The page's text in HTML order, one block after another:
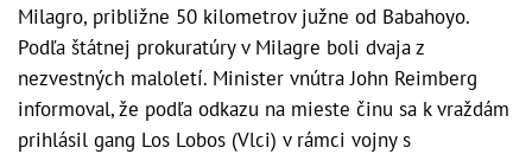
Milagro, približne 50 kilometrov južne od Babahoyo.
Podľa štátnej prokuratúry v Milagre boli dvaja z
nezvestných maloletí. Minister vnútra John Reimberg
informoval, že podľa odkazu na mieste činu sa k vraždám
prihlásil gang Los Lobos (Vlci) v rámci vojny s